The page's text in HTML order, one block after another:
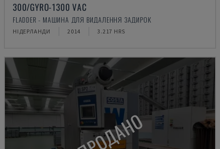
300/GYRO-1300 VAC
FLADDER - МАШИНА ДЛЯ ВИДАЛЕННЯ ЗАДИРОК
НІДЕРЛАНДИ 2014 3.217 HRS
ПРОДАНО